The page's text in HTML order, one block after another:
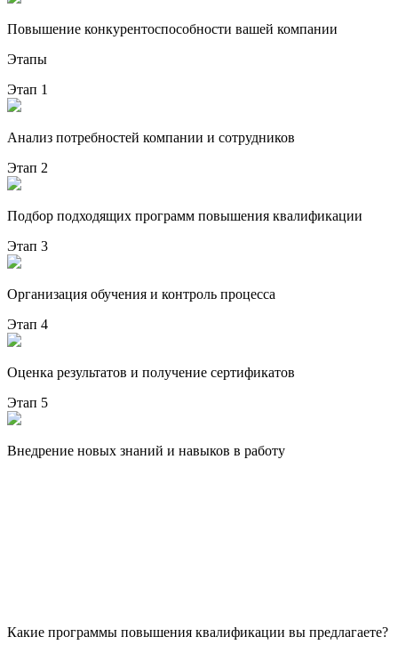
Повышение конкурентоспособности вашей компании
Этапы
Этап 1
Анализ потребностей компании и сотрудников
Этап 2
Подбор подходящих программ повышения квалификации
Этап 3
Организация обучения и контроль процесса
Этап 4
Оценка результатов и получение сертификатов
Этап 5
Внедрение новых знаний и навыков в работу
Какие программы повышения квалификации вы предлагаете?